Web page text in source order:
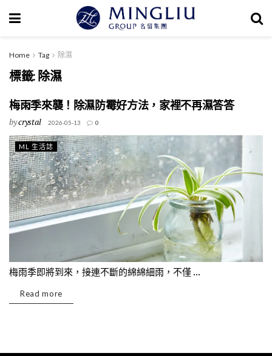
Home Tag 除濕
標籤: 除濕
梅雨季來襲！除濕防霉好方法，家裡不再濕答答
bycrystal 2026-05-13 0
ML 生活誌
梅雨季即將到來，接連不斷的綿綿細雨，不僅 ...
Read more